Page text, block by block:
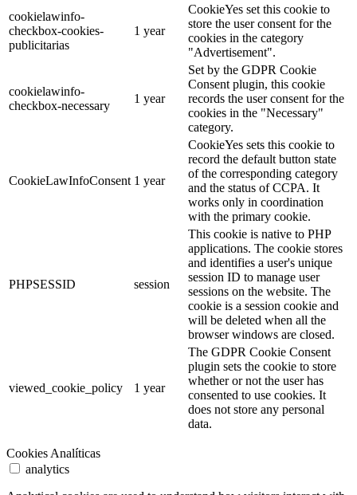
cookielawinfo-
checkbox-cookies-
publicitarias
1 year
CookieYes set this cookie to
store the user consent for the
cookies in the category
"Advertisement".
cookielawinfo-
checkbox-necessary
1 year
Set by the GDPR Cookie
Consent plugin, this cookie
records the user consent for the
cookies in the "Necessary"
category.
CookieLawInfoConsent 1 year
CookieYes sets this cookie to
record the default button state
of the corresponding category
and the status of CCPA. It
works only in coordination
with the primary cookie.
PHPSESSID session
This cookie is native to PHP
applications. The cookie stores
and identifies a user's unique
session ID to manage user
sessions on the website. The
cookie is a session cookie and
will be deleted when all the
browser windows are closed.
viewed_cookie_policy 1 year
The GDPR Cookie Consent
plugin sets the cookie to store
whether or not the user has
consented to use cookies. It
does not store any personal
data.
Cookies Analíticas
analytics